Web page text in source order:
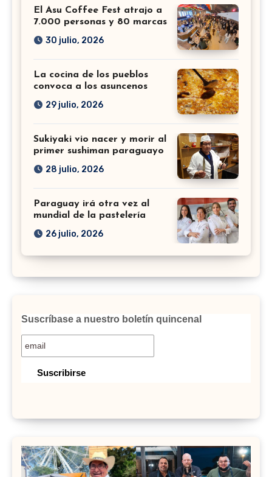
El Asu Coffee Fest atrajo a
7.000 personas y 80 marcas
30 julio, 2026
La cocina de los pueblos
convoca a los asuncenos
29 julio, 2026
Sukiyaki vio nacer y morir al
primer sushiman paraguayo
28 julio, 2026
Paraguay irá otra vez al
mundial de la pastelería
26 julio, 2026
Suscríbase a nuestro boletín quincenal